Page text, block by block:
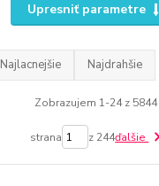
Upresniť parametre
Najlacnejšie Najdrahšie
Zobrazujem 1-24 z 5844
strana z 244ďalšie